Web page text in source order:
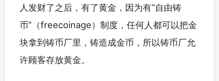
人发财了之后，有了黄金，因为有“自由铸
币”（freecoinage）制度，任何人都可以把金
块拿到铸币厂里，铸造成金币，所以铸币厂允
许顾客存放黄金。